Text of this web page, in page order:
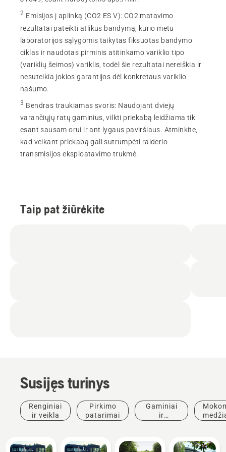
2 Emisijos į aplinką (CO2 ES V): CO2 matavimo
rezultatai pateikti atlikus bandymą, kurio metu
laboratorijos sąlygomis taikytas fiksuotas bandymo
ciklas ir naudotas pirminis atitinkamo variklio tipo
(variklių šeimos) variklis, todėl šie rezultatai nereiškia ir
nesuteikia jokios garantijos dėl konkretaus variklio
našumo.
3 Bendras traukiamas svoris: Naudojant dviejų
varančiųjų ratų gaminius, vilkti priekabą leidžiama tik
esant sausam orui ir ant lygaus paviršiaus. Atminkite,
kad velkant priekabą gali sutrumpėti raiderio
transmisijos eksploatavimo trukmė.
Taip pat žiūrėkite
Susijęs turinys
Renginiai
ir veikla
Pirkimo
patarimai
Gaminiai
ir